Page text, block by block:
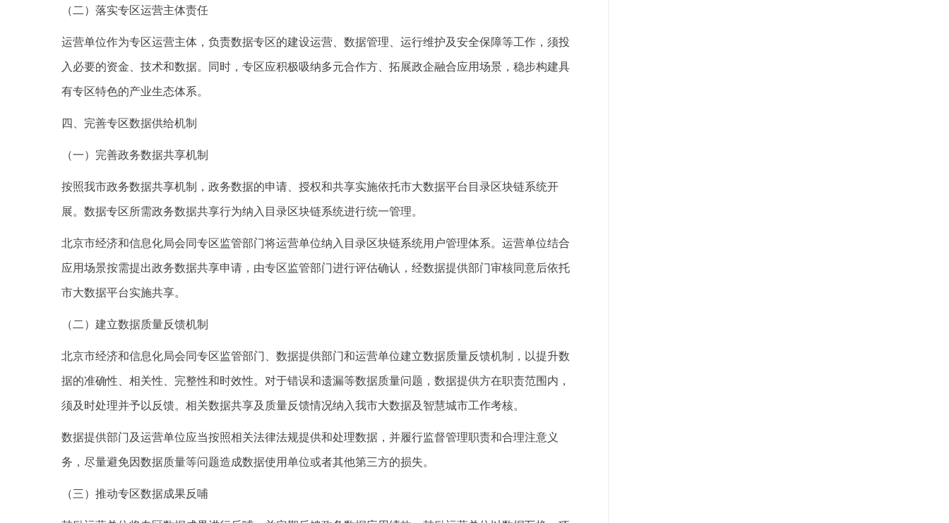
（二）落实专区运营主体责任
运营单位作为专区运营主体，负责数据专区的建设运营、数据管理、运行维护及安全保障等工作，须投
入必要的资金、技术和数据。同时，专区应积极吸纳多元合作方、拓展政企融合应用场景，稳步构建具
有专区特色的产业生态体系。
四、完善专区数据供给机制
（一）完善政务数据共享机制
按照我市政务数据共享机制，政务数据的申请、授权和共享实施依托市大数据平台目录区块链系统开
展。数据专区所需政务数据共享行为纳入目录区块链系统进行统一管理。
北京市经济和信息化局会同专区监管部门将运营单位纳入目录区块链系统用户管理体系。运营单位结合
应用场景按需提出政务数据共享申请，由专区监管部门进行评估确认，经数据提供部门审核同意后依托
市大数据平台实施共享。
（二）建立数据质量反馈机制
北京市经济和信息化局会同专区监管部门、数据提供部门和运营单位建立数据质量反馈机制，以提升数
据的准确性、相关性、完整性和时效性。对于错误和遗漏等数据质量问题，数据提供方在职责范围内，
须及时处理并予以反馈。相关数据共享及质量反馈情况纳入我市大数据及智慧城市工作考核。
数据提供部门及运营单位应当按照相关法律法规提供和处理数据，并履行监督管理职责和合理注意义
务，尽量避免因数据质量等问题造成数据使用单位或者其他第三方的损失。
（三）推动专区数据成果反哺